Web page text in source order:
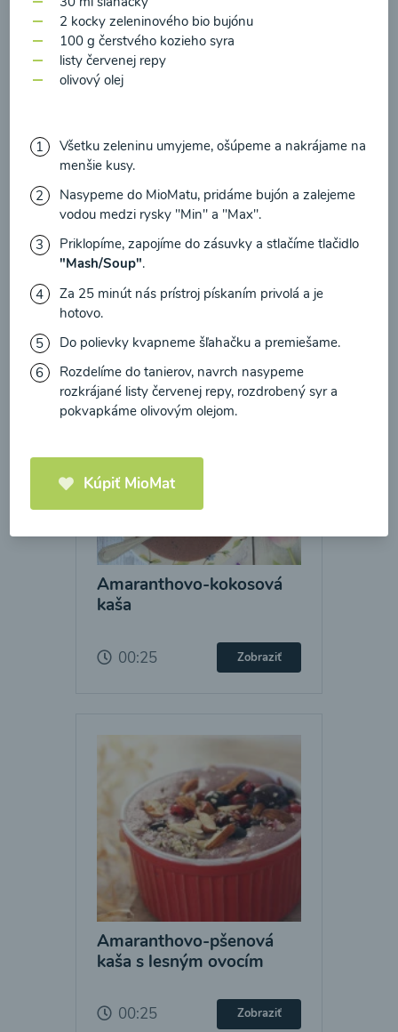
Brokolicové cappuccino
Amaranthovo-kokosová
kaša
00:25 Zobraziť
Amaranthovo-pšenová
kaša s lesným ovocím
00:25 Zobraziť
2 kocky zeleninového bio bujónu
100 g čerstvého kozieho syra
listy červenej repy
olivový olej
Všetku zeleninu umyjeme, ošúpeme a nakrájame na
menšie kusy.
Nasypeme do MioMatu, pridáme bujón a zalejeme
vodou medzi rysky "Min" a "Max".
Priklopíme, zapojíme do zásuvky a stlačíme tlačidlo
"Mash/Soup".
Za 25 minút nás prístroj pískaním privolá a je
hotovo.
Do polievky kvapneme šľahačku a premiešame.
Rozdelíme do tanierov, navrch nasypeme
rozkrájané listy červenej repy, rozdrobený syr a
pokvapkáme olivovým olejom.
Kúpiť MioMat
prečítal(a)informácie o Ochrane osobných
údajova súhlasím s nimi.